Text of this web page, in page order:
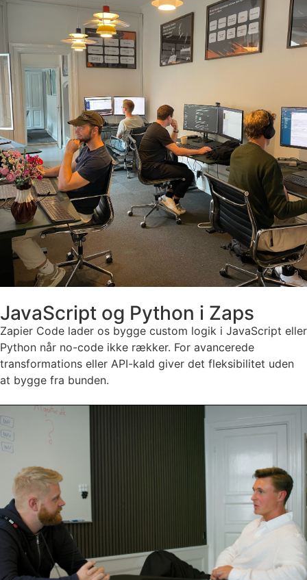
JavaScript og Python i Zaps
Zapier Code lader os bygge custom logik i JavaScript eller
Python når no-code ikke rækker. For avancerede
transformations eller API-kald giver det fleksibilitet uden
at bygge fra bunden.